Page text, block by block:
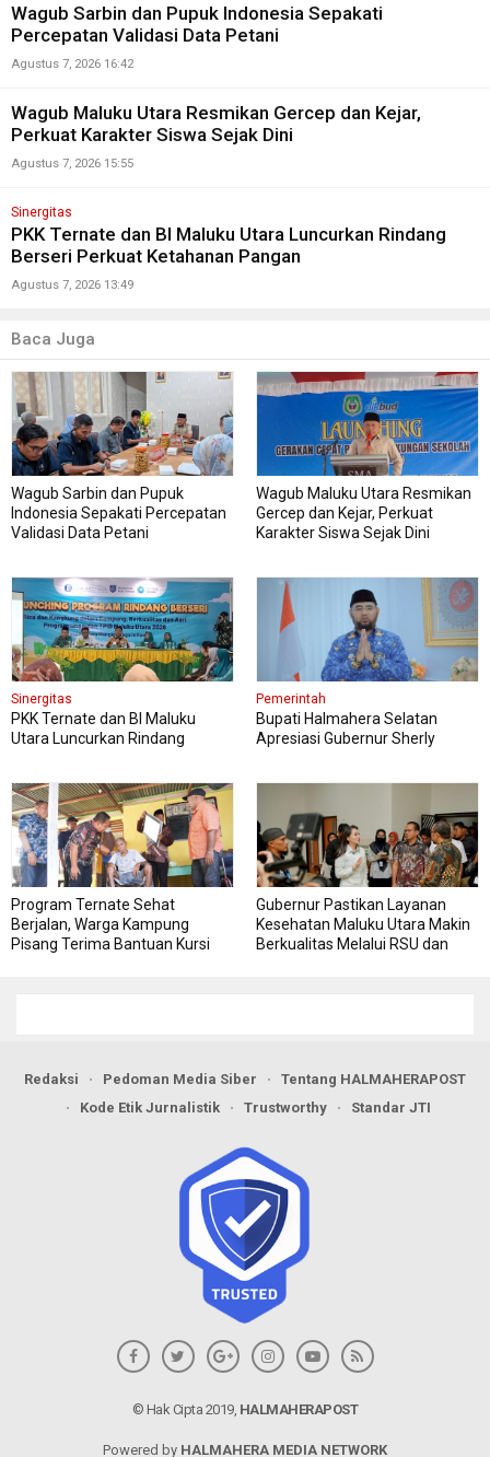
Wagub Sarbin dan Pupuk Indonesia Sepakati
Percepatan Validasi Data Petani
Agustus 7, 2026 16:42
Wagub Maluku Utara Resmikan Gercep dan Kejar,
Perkuat Karakter Siswa Sejak Dini
Agustus 7, 2026 15:55
Sinergitas
PKK Ternate dan BI Maluku Utara Luncurkan Rindang
Berseri Perkuat Ketahanan Pangan
Agustus 7, 2026 13:49
Baca Juga
Wagub Sarbin dan Pupuk
Indonesia Sepakati Percepatan
Validasi Data Petani
Wagub Maluku Utara Resmikan
Gercep dan Kejar, Perkuat
Karakter Siswa Sejak Dini
Sinergitas
PKK Ternate dan BI Maluku
Utara Luncurkan Rindang
Pemerintah
Bupati Halmahera Selatan
Apresiasi Gubernur Sherly
Program Ternate Sehat
Berjalan, Warga Kampung
Pisang Terima Bantuan Kursi
Gubernur Pastikan Layanan
Kesehatan Maluku Utara Makin
Berkualitas Melalui RSU dan
Redaksi Pedoman Media Siber
Tentang HALMAHERAPOST
Kode Etik Jurnalistik
Trustworthy Standar JTI
© Hak Cipta 2019, HALMAHERAPOST
Powered by HALMAHERA MEDIA NETWORK